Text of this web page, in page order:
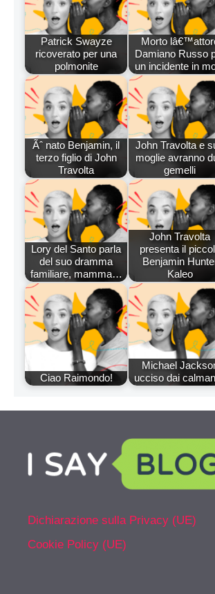
Patrick Swayze
ricoverato per una
polmonite
Morto
Damiano Russo
un incidente in
Ãˆ nato Benjamin, il
terzo figlio di John
Travolta
John Travolta e
moglie avranno
gemelli
Lory del Santo parla
del suo dramma
familiare, mamma…
John Travolta
presenta il
Benjamin
Kaleo
Ciao Raimondo!
Michael
ucciso dai
Dichiarazione sulla Privacy (UE)
Cookie Policy (UE)